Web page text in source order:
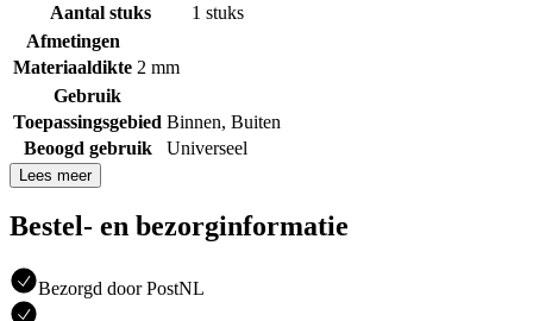
Aantal stuks
1 stuks
Afmetingen
Materiaaldikte 2 mm
Gebruik
Toepassingsgebied Binnen, Buiten
Beoogd gebruik
Universeel
Lees meer
Bestel- en bezorginformatie
Bezorgd door PostNL